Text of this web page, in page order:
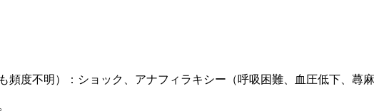
度不明）：ショック、アナフィラキシー（呼吸困難、血圧低下、蕁